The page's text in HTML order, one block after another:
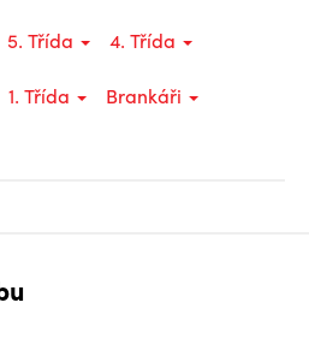
5. Třída
4. Třída
1. Třída
Brankáři